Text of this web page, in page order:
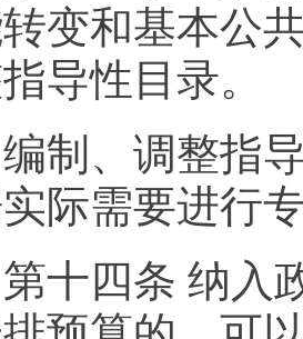
变和基本公
导性目录。
、调整指导
际需要进行
四条 纳入政